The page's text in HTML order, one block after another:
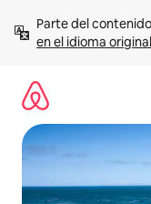
contenido
Parte del
en el idioma original